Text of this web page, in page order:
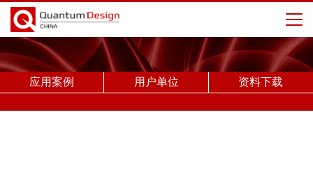
应用案例 用户单位 资料下载